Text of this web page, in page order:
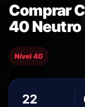
Comprar
40 Neutro
Nível 40
22